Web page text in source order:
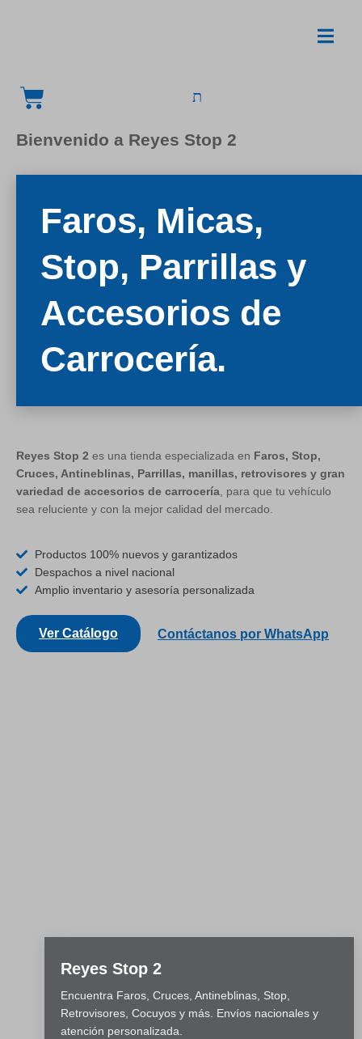
Bienvenido a Reyes Stop 2
Faros, Micas,
Stop, Parrillas y
Accesorios de
Carrocería.
Reyes Stop 2 es una tienda especializada en Faros, Stop,
Cruces, Antineblinas, Parrillas, manillas, retrovisores y gran
variedad de accesorios de carrocería , para que tu vehículo
sea reluciente y con la mejor calidad del mercado.
Productos 100% nuevos y garantizados
Despachos a nivel nacional
Amplio inventario y asesoría personalizada
Ver Catálogo Contáctanos por WhatsApp
Reyes Stop 2
Encuentra Faros, Cruces, Antineblinas, Stop,
Retrovisores, Cocuyos y más. Envíos nacionales y
atención personalizada.